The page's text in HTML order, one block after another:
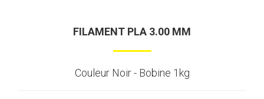
FILAMENT PLA 3.00 MM
Couleur Noir - Bobine 1kg